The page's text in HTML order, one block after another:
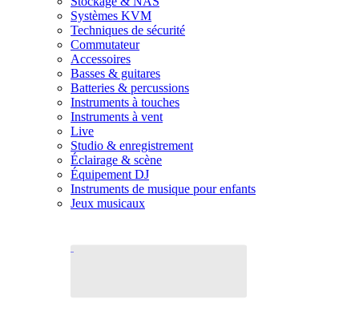
Systèmes KVM
Techniques de sécurité
Commutateur
Accessoires
Basses & guitares
Batteries & percussions
Instruments à touches
Instruments à vent
Live
Studio & enregistrement
Éclairage & scène
Équipement DJ
Instruments de musique pour enfants
Jeux musicaux